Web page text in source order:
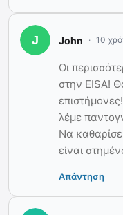
John 10
Οι
στην EISA!
λέμε
Να
είναι
Απάντηση